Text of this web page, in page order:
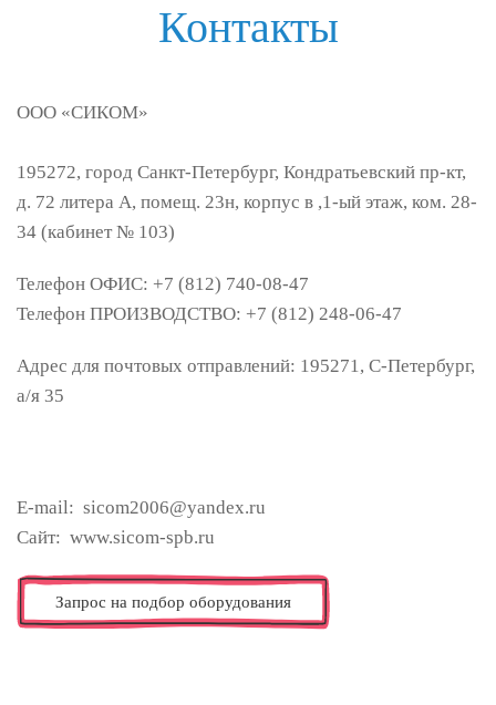
Контакты
ООО «СИКОМ»
195272, город Санкт-Петербург, Кондратьевский пр-кт,
д. 72 литера А, помещ. 23н, корпус в ,1-ый этаж, ком. 28-
34 (кабинет № 103)
Телефон ОФИС: +7 (812) 740-08-47
Телефон ПРОИЗВОДСТВО: +7 (812) 248-06-47
Адрес для почтовых отправлений: 195271, С-Петербург,
а/я 35
E-mail: sicom2006@yandex.ru
Сайт: www.sicom-spb.ru
Запрос на подбор оборудования